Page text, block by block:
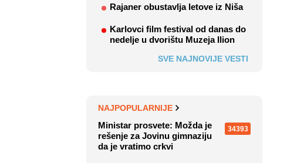
Rajaner obustavlja letove iz Niša
Karlovci film festival od danas do
nedelje u dvorištu Muzeja Ilion
SVE NAJNOVIJE VESTI
NAJPOPULARNIJE
Ministar prosvete: Možda je
rešenje za Jovinu gimnaziju
da je vratimo crkvi
34393